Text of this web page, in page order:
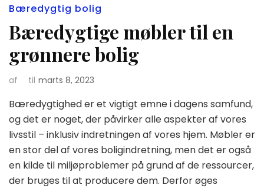
Bæredygtig bolig
Bæredygtige møbler til en
grønnere bolig
af til marts 8, 2023
Bæredygtighed er et vigtigt emne i dagens samfund,
og det er noget, der påvirker alle aspekter af vores
livsstil – inklusiv indretningen af vores hjem. Møbler er
en stor del af vores boligindretning, men det er også
en kilde til miljøproblemer på grund af de ressourcer,
der bruges til at producere dem. Derfor øges